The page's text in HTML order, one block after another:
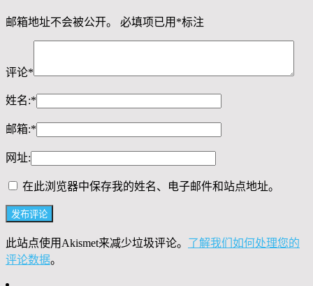
邮箱地址不会被公开。 必填项已用 *标注
评论*
姓名:*
邮箱:*
网址:
在此浏览器中保存我的姓名、电子邮件和站点地址。
此站点使用Akismet来减少垃圾评论。 了解我们如何处理您的
评论数据。